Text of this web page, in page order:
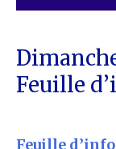
Feuille
Feuille